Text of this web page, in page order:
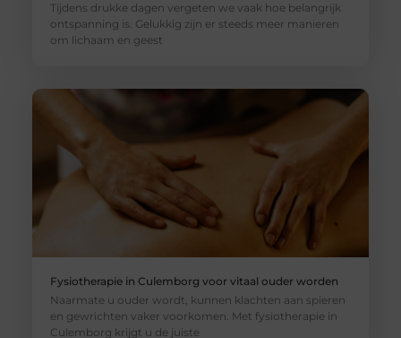
Tijdens drukke dagen vergeten we vaak hoe belangrijk
ontspanning is. Gelukkig zijn er steeds meer manieren
om lichaam en geest
Fysiotherapie in Culemborg voor vitaal ouder worden
Naarmate u ouder wordt, kunnen klachten aan spieren
en gewrichten vaker voorkomen. Met fysiotherapie in
Culemborg krijgt u de juiste